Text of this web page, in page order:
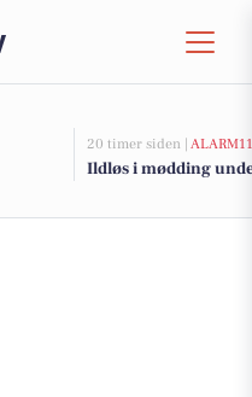
20 timer siden |
Ildløs i mødding